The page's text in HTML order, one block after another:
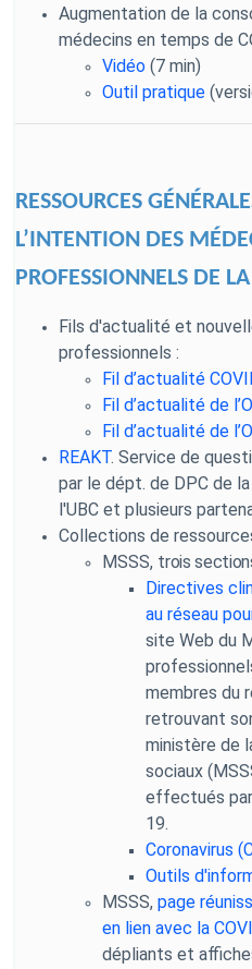
Augmentation de la
médecins en temps de
Vidéo (7 min)
Outil pratique
RESSOURCES
L’INTENTION DES
PROFESSIONNELS DE
Fils d'actualité et
professionnels :
Fil d’actualité
Fil d’actualité de
Fil d’actualité de
REAKT. Service de
par le dépt. de DPC de
l'UBC et plusieurs
Collections de
MSSS, trois
Directives
au réseau
site Web du
membres du
retrouvant
ministère de
sociaux
effectués
19.
Coronavirus
Outils
MSSS, page
en lien avec la
dépliants et